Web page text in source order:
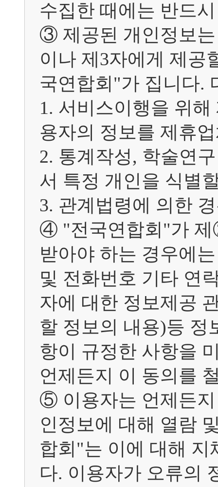
수집한 때에는 반드
③ 제공된 개인정보
이나 제3자에게 제공
국연합회"가 집니다.
1. 서비스이행을 위
용자의 정보를 제휴
2. 통계작성, 학술연
서 특정 개인을 식별
3. 관계법령에 의한
④ "전국연합회"가
받아야 하는 경우에
및 전화번호 기타 연
자에 대한 정보제공
할 정보의 내용)등 정
항이 규정한 사항을
언제든지 이 동의를
⑤ 이용자는 언제든
인정보에 대해 열람
합회"는 이에 대해 지
다. 이용자가 오류의